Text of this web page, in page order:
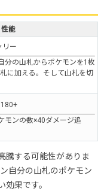
性能
ー
分の山札からポケモンを1枚
に加える。そして山札を切
モンの数×40ダメージ追
騰する可能性がありま
自分の山札のポケモン
果です。